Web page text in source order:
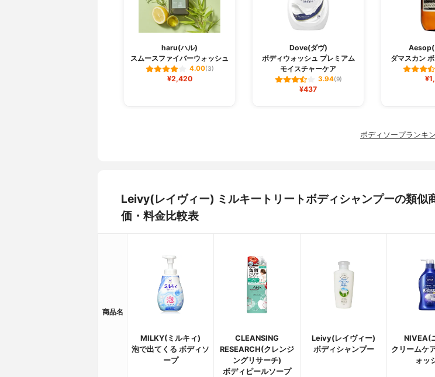
haru(ハル)
スムースファイバーウォッシュ
4.00(3)
¥2,420
Dove(ダヴ)
ボディウォッシュ プレミアム
モイスチャーケア
3.94(9)
¥437
Aesop(
ダマスカン
ボディソープランキ
Leivy(レイヴィー) ミルキートリートボディシャンプーの類似
価・料金比較表
商品名
MILKY(ミルキィ)
泡で出てくる ボディソ
ープ
CLEANSING
RESEARCH(クレンジ
ングリサーチ)
ボディピールソープ
Leivy(レイヴィー)
ボディシャンプー
NIVEA(
クリームケ
ォッ